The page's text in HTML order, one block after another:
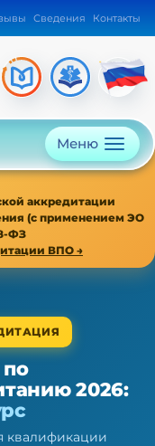
Сведения Контакты
Меню
аккредитации
(с применением ЭО
ФЗ
ВПО →
раз в 5 лет
по
144
2026:
квалификации